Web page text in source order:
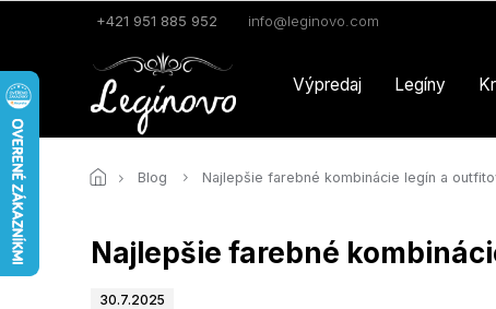
+421 951 885 952 info@leginovo.com
Výpredaj Legíny
Blog Najlepšie farebné kombinácie legín a
Najlepšie farebné
30.7.2025